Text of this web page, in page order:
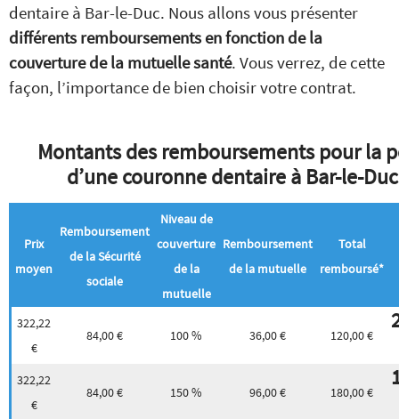
dentaire à Bar-le-Duc. Nous allons vous présenter
différents remboursements en fonction de la
couverture de la mutuelle santé. Vous verrez, de cette
façon, l’importance de bien choisir votre contrat.
Montants des remboursements pour la
d’une couronne dentaire à Bar-le-Duc
Prix
moyen
Remboursement
de la Sécurité
sociale
Niveau de
couverture
de la
mutuelle
Remboursement
de la mutuelle
Total
remboursé*
322,22
€
84,00 € 100 % 36,00 € 120,00 €
322,22
€
84,00 € 150 % 96,00 € 180,00 €